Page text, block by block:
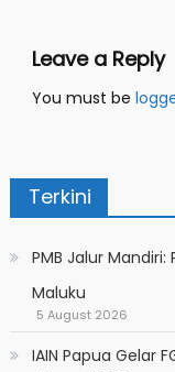
Leave a Reply
You must be
Terkini
PMB Jalur
Maluku
5 August 2026
IAIN Papua Gelar